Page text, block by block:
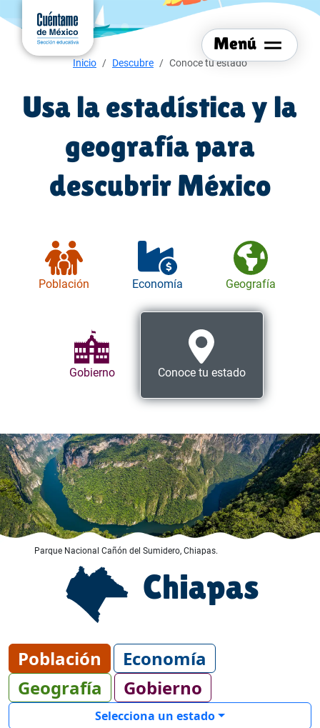
Ir al
contenido
principal
Menú
Menú del sitio
Menú de navegación
Inicio Descubre Conoce tu estado
Usa la estadística y la
geografía para
descubrir México
Población Economía Geografía
Gobierno Conoce tu estado
Parque Nacional Cañón del Sumidero, Chiapas.
Chiapas
Población
Economía
Geografía
Gobierno
Selecciona un estado